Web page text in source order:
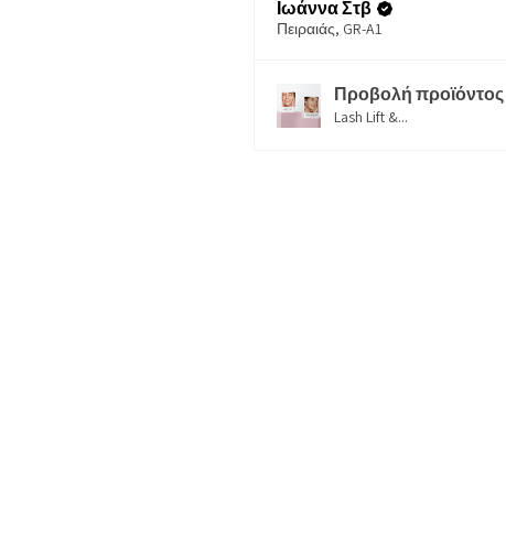
Ιωάννα Στβ
Πειραιάς, GR-A1
Προβολή προϊόντος
Lash Lift &...